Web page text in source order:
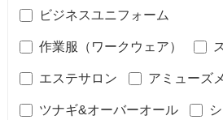
ビジネスユニフォーム
作業服（ワークウェア）
エステサロン アミューズ
ツナギ&オーバーオール